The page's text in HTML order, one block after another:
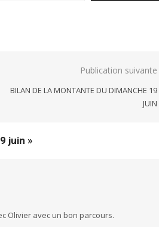
Publication suivante
BILAN DE LA MONTANTE DU DIMANCHE 19
JUIN
juin »
Olivier avec un bon parcours.